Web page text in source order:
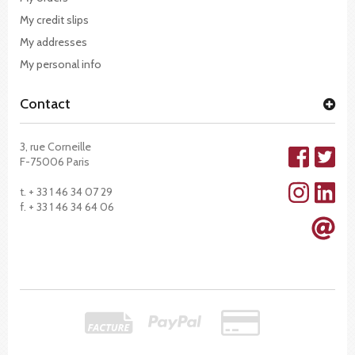
My credit slips
My addresses
My personal info
Contact
3, rue Corneille
F-75006 Paris
t. + 33 1 46 34 07 29
f. + 33 1 46 34 64 06